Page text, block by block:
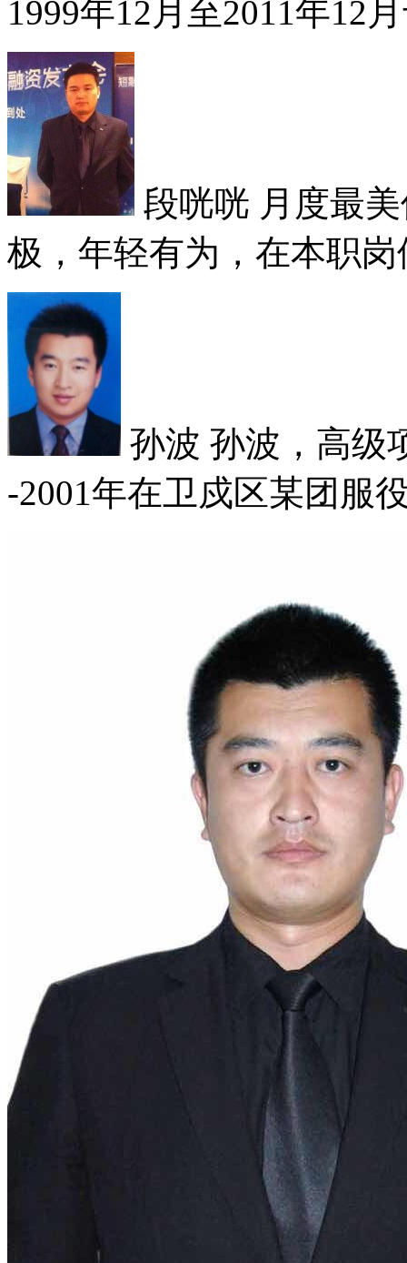
1999年12月至2011年12
段咣咣 月度最
极，年轻有为，在本职
孙波 孙波，高级
-2001年在卫戍区某团服